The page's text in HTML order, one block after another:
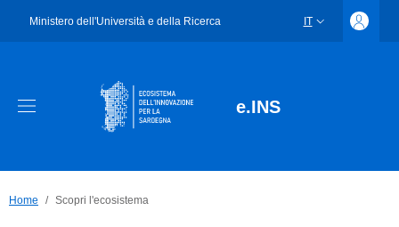
Ministero dell'Università e della Ricerca
SELETTORE
IT
e.INS
Home Scopri l'ecosistema